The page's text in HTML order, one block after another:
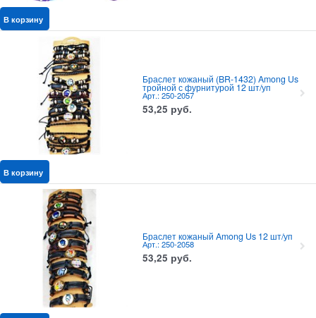
В корзину
Браслет кожаный (BR-1432) Among Us
тройной с фурнитурой 12 шт/уп
Арт.: 250-2057
53,25 руб.
В корзину
Браслет кожаный Among Us 12 шт/уп
Арт.: 250-2058
53,25 руб.